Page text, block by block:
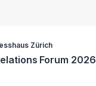
Zürich
Forum 2026